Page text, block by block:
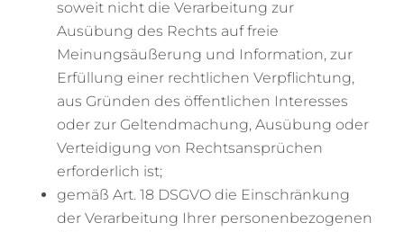
soweit nicht die Verarbeitung zur
Ausübung des Rechts auf freie
Meinungsäußerung und Information, zur
Erfüllung einer rechtlichen Verpflichtung,
aus Gründen des öffentlichen Interesses
oder zur Geltendmachung, Ausübung oder
Verteidigung von Rechtsansprüchen
erforderlich ist;
gemäß Art. 18 DSGVO die Einschränkung
der Verarbeitung Ihrer personenbezogenen